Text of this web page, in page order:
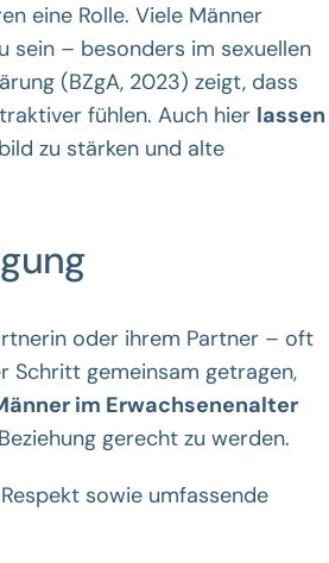
eine Rolle. Viele Männer
sein – besonders im sexuellen
(BZgA, 2023) zeigt, dass
fühlen. Auch hier lassen
zu stärken und alte
oder ihrem Partner – oft
Schritt gemeinsam getragen,
im Erwachsenenalter
gerecht zu werden.
sowie umfassende